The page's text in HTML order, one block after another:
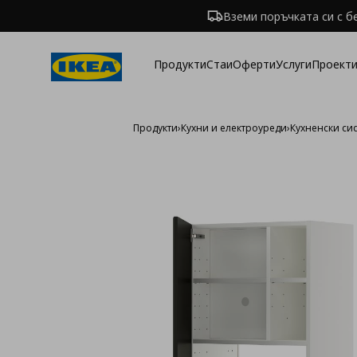
Вземи поръчката си с
ПродуктиСтаиОфертиУслуги
Продукти›Кухни и електроуреди›Кухненски